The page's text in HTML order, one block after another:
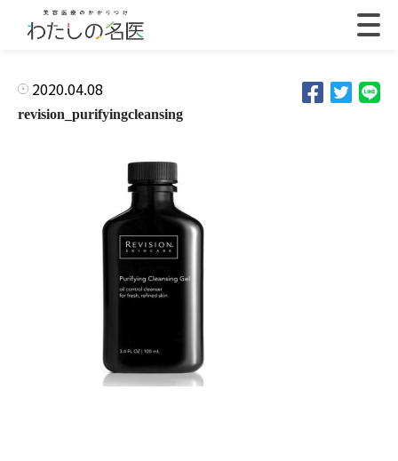
2020.04.08
revision_purifyingcleansing